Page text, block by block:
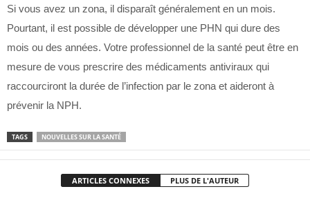
Si vous avez un zona, il disparaît généralement en un mois.
Pourtant, il est possible de développer une PHN qui dure des
mois ou des années. Votre professionnel de la santé peut être en
mesure de vous prescrire des médicaments antiviraux qui
raccourciront la durée de l’infection par le zona et aideront à
prévenir la NPH.
TAGS NOUVELLES SUR LA SANTÉ
ARTICLES CONNEXES PLUS DE L'AUTEUR